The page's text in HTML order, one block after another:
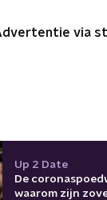
via
Up 2 Date
De
waarom zijn